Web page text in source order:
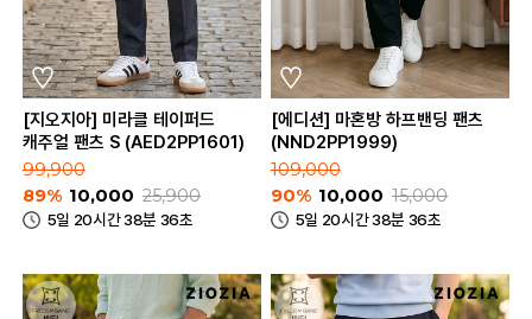
[지오지아] 미라클 테이퍼드
캐주얼 팬츠 S (AED2PP1601)
99,900
89% 10,000 25,900
5일 20시간 38분 36초
[에디션] 마혼방 하프밴딩 팬츠
(NND2PP1999)
109,000
90% 10,000 15,000
5일 20시간 38분 36초